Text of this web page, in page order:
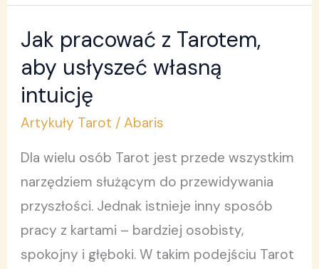
Jak pracować z Tarotem,
aby usłyszeć własną
intuicję
Artykuły Tarot /Abaris
Dla wielu osób Tarot jest przede wszystkim
narzędziem służącym do przewidywania
przyszłości. Jednak istnieje inny sposób
pracy z kartami – bardziej osobisty,
spokojny i głęboki. W takim podejściu Tarot
Jak
pracować
z
Tarotem,
aby
usłyszeć
własną
intuicję